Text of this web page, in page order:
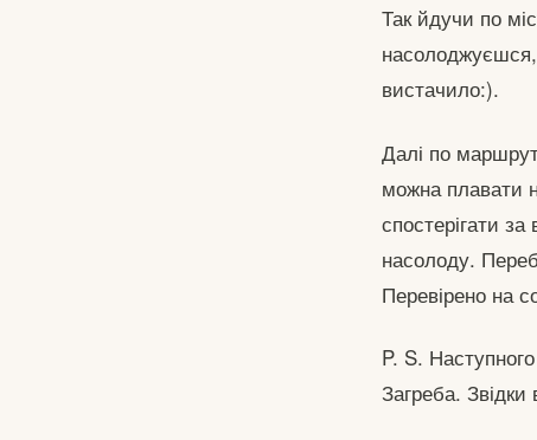
Так йдучи по
вистачило:).
Далі по
можна плавати
спостерігати
насолоду.
Перевірено на
P. S.
Загреба. Звідки